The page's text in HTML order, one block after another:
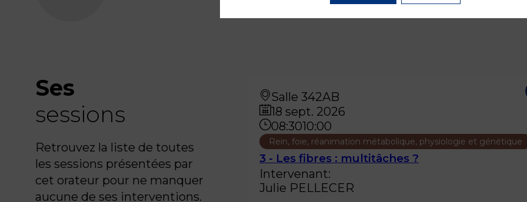
Ses
sessions
Retrouvez la liste de toutes
les sessions présentées par
cet orateur pour ne manquer
aucune de ses interventions.
Salle 342AB
18 sept. 2026
08:3010:00
Rein, foie, réanimation métabolique, physiologie et génétique
3 - Les fibres : multitâches ?
Intervenant:
Julie PELLECER